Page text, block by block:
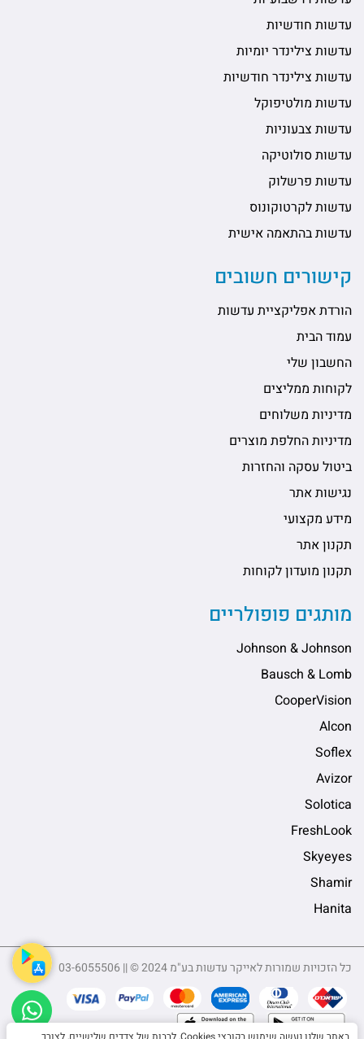
עדשות חודשיות
עדשות צילינדר יומיות
עדשות צילינדר חודשיות
עדשות מולטיפוקל
עדשות צבעוניות
עדשות סולוטיקה
עדשות פרשלוק
עדשות לקרטוקונוס
עדשות בהתאמה אישית
קישורים חשובים
הורדת אפליקציית עדשות
עמוד הבית
החשבון שלי
לקוחות ממליצים
מדיניות משלוחים
מדיניות החלפת מוצרים
ביטול עסקה והחזרות
נגישות אתר
מידע מקצועי
תקנון אתר
תקנון מועדון לקוחות
מותגים פופולריים
Johnson & Johnson
Bausch & Lomb
CooperVision
Alcon
Soflex
Avizor
Solotica
FreshLook
Skyeyes
Shamir
Hanita
כל הזכויות שמורות לאייקר עדשות בע"מ 2024 © || 03-6055506